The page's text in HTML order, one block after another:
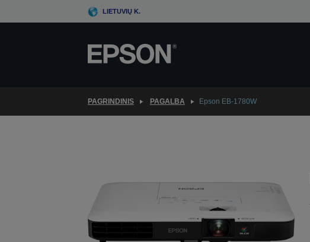
to
LIETUVIŲ K.
PAGRINDINIS PAGALBA Epson EB-1780W